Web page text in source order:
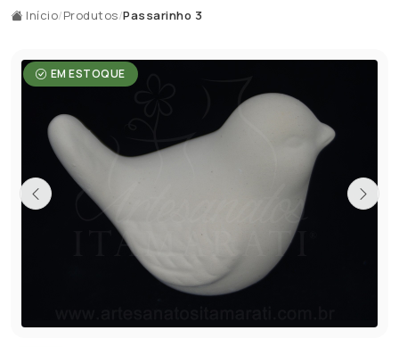
Início/Produtos/Passarinho 3
EM ESTOQUE